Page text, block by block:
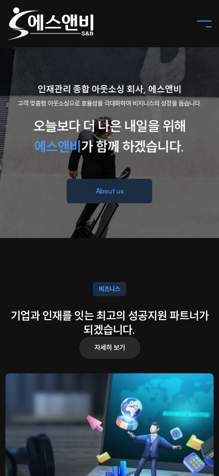
오늘보다 더 나은 내일을 위해
에스앤비가 함께 하겠습니다.
About us
인재관리 종합 아웃소싱 회사, 에스앤비
고객 맞춤형 아웃소싱으로 효율성을 극대화하여 비지니스의 성장을 돕습니다.
비즈니스
기업과 인재를 잇는 최고의 성공지원 파트너가
되겠습니다.
자세히 보기